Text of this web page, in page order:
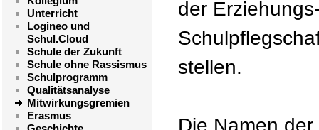
der
stellen.
Die Namen
Unterricht
Logineo und
Schul.Cloud
Schule der Zukunft
Schule ohne Rassismus
Schulprogramm
Qualitätsanalyse
Mitwirkungsgremien
Erasmus